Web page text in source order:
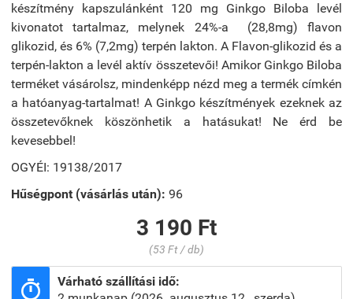
készítmény kapszulánként 120 mg Ginkgo Biloba levél
kivonatot tartalmaz, melynek 24%-a (28,8mg) flavon
glikozid, és 6% (7,2mg) terpén lakton. A Flavon-glikozid és a
terpén-lakton a levél aktív összetevői! Amikor Ginkgo Biloba
terméket vásárolsz, mindenképp nézd meg a termék címkén
a hatóanyag-tartalmat! A Ginkgo készítmények ezeknek az
összetevőknek köszönhetik a hatásukat! Ne érd be
kevesebbel!
OGYÉI: 19138/2017
Hűségpont (vásárlás után): 96
3 190 Ft
(53 Ft / db)

Várható szállítási idő: